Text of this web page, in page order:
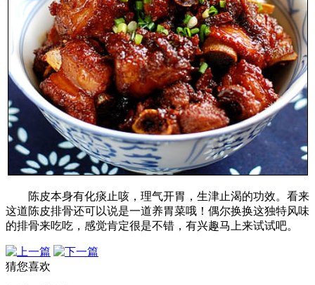
陈皮本身有化痰止咳，理气开胃，生津止渴的功效。看来
这道陈皮排骨还可以说是一道养胃菜哦！偶尔换换这独特风味
的排骨来吃吃，感觉肯定很是不错，有兴趣马上来试试吧。
猜您喜欢